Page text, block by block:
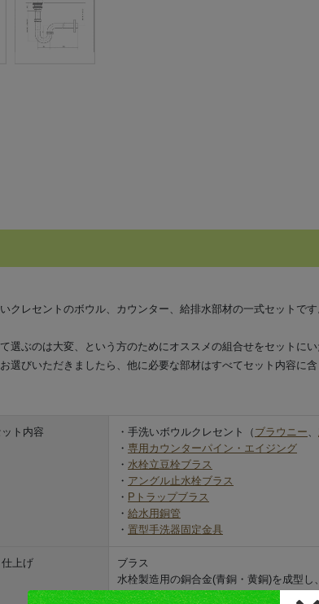
クレセントのボウル、カウンター、給排水部材の一式セットです
選ぶのは大変、という方のためにオススメの組合せをセットにい
選びいただきましたら、他に必要な部材はすべてセット内容に含
ト内容 ・手洗いボウルクレセント（ ブラウニー
・ 専用カウンターパイン・エイジング
・ 水栓立豆栓ブラス
・ アングル止水栓ブラス
・ Pトラップブラス
・ 給水用銅管
・ 置型手洗器固定金具
仕上げ
ブラス
水栓製造用の銅合金(青銅・黄銅)を成型
のポリッシュ材で光沢は蘇ります。油脂